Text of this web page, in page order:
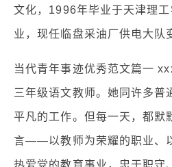
文化，1996年毕业于天津理
业，现任临盘采油厂供电大队
当代青年事迹优秀范文篇一
三年级语文教师。她同许多普
平凡的工作。但每一天，都默
言——以教师为荣耀的职业、
热爱党的教育事业，忠于职守